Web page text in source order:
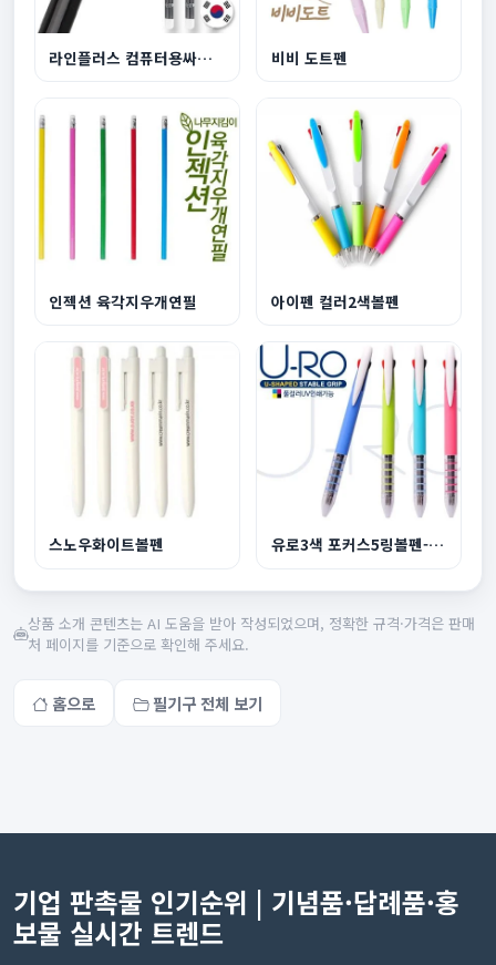
라인플러스 컴퓨터용싸인펜 비비 도트펜
인젝션 육각지우개연필 아이펜 컬러2색볼펜
스노우화이트볼펜 유로3색 포커스5링볼펜-독일잉크
상품 소개 콘텐츠는 AI 도움을 받아 작성되었으며, 정확한 규격·가격은 판매
처 페이지를 기준으로 확인해 주세요.
홈으로 필기구 전체 보기
기업 판촉물 인기순위 | 기념품·답례품·홍
보물 실시간 트렌드